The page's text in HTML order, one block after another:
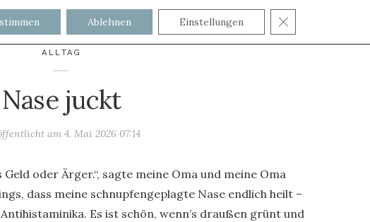
ALLTAG
Nase juckt
am4. Mai 2026 07:14
oder Ärger.“, sagte meine Oma und meine Oma
dass meine schnupfengeplagte Nase endlich heilt –
Es ist schön, wenn’s draußen grünt und
Ablehnen Einstellungen GDPR